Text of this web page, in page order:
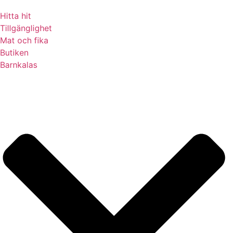
Hitta hit
Tillgänglighet
Mat och fika
Butiken
Barnkalas